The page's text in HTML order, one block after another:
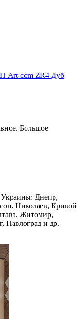
Art-com ZR4 Дуб
Большое
Украины: Днепр,
Николаев, Кривой
Житомир,
Павлоград и др.